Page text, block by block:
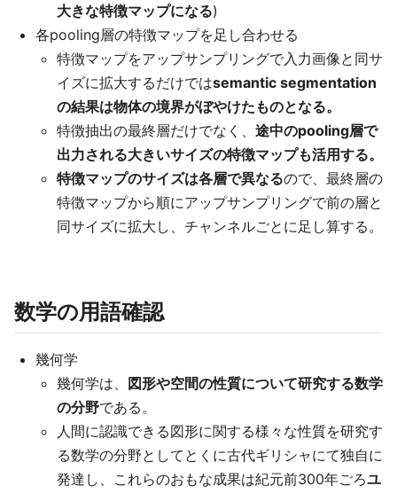
大きな特徴マップになる)
各pooling層の特徴マップを足し合わせる
特徴マップをアップサンプリングで入力画像と同サ
イズに拡大するだけではsemantic segmentation
の結果は物体の境界がぼやけたものとなる。
特徴抽出の最終層だけでなく、 途中のpooling層で
出力される大きいサイズの特徴マップも活用する。
特徴マップのサイズは各層で異なるので、最終層の
特徴マップから順にアップサンプリングで前の層と
同サイズに拡大し、チャンネルごとに足し算する。
数学の用語確認
幾何学
幾何学は、
図形や空間の性質について研究する数学
の分野である。
人間に認識できる図形に関する様々な性質を研究す
る数学の分野としてとくに古代ギリシャにて独自に
発達し、これらのおもな成果は紀元前300年ごろユ